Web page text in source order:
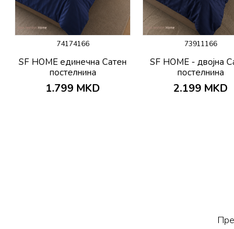
74174166
SF HOME единечна Сатен
постелнина
1.799 MKD
73911166
SF HOME - двојна
постелнина
2.199 MKD